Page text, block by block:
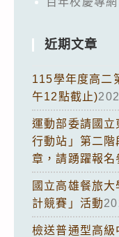
近期文章
115學年度高二
午12點截止)
運動部委請國
行動站」第二
章，請踴躍報名
國立高雄餐旅
計競賽」活動
檢送普通型高